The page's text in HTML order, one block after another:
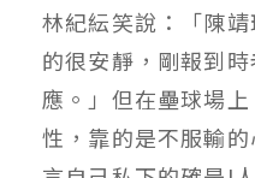
林紀紜笑說：「陳
的很安靜，剛報到
應。」但在壘球場
性，靠的是不服輸